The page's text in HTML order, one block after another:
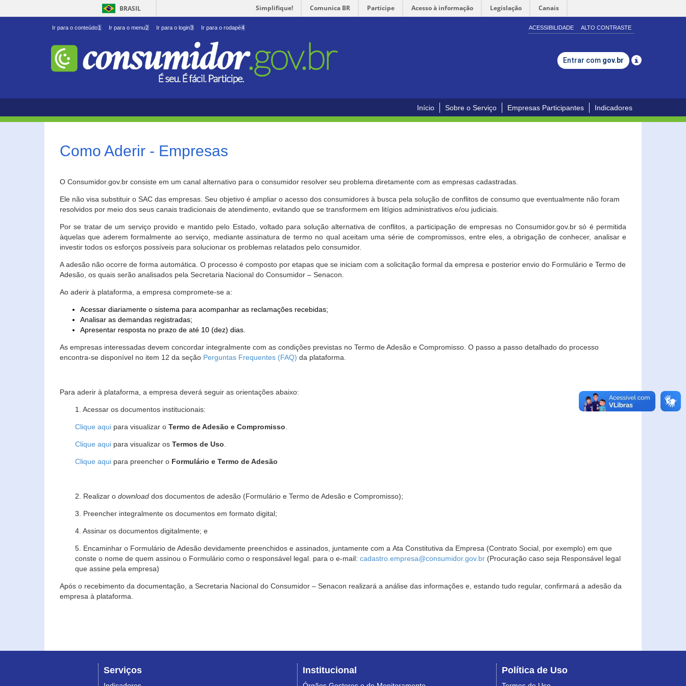
BRASIL Simplifique! Comunica BR Participe Acesso à informação Legislação Canais
Ir para o conteúdo1 Ir para o menu2 Ir para o login3 Ir para o rodapé4 ACESSIBILIDADE ALTO CONTRASTE
Entrar com gov.br
Início Sobre o Serviço Empresas Participantes Indicadores
Como Aderir - Empresas
O Consumidor.gov.br consiste em um canal alternativo para o consumidor resolver seu problema diretamente com as empresas cadastradas.
Ele não visa substituir o SAC das empresas. Seu objetivo é ampliar o acesso dos consumidores à busca pela solução de conflitos de consumo que eventualmente não foram
resolvidos por meio dos seus canais tradicionais de atendimento, evitando que se transformem em litígios administrativos e/ou judiciais.
Por se tratar de um serviço provido e mantido pelo Estado, voltado para solução alternativa de conflitos, a participação de empresas no Consumidor.gov.br só é permitida
àquelas que aderem formalmente ao serviço, mediante assinatura de termo no qual aceitam uma série de compromissos, entre eles, a obrigação de conhecer, analisar e
investir todos os esforços possíveis para solucionar os problemas relatados pelo consumidor.
A adesão não ocorre de forma automática. O processo é composto por etapas que se iniciam com a solicitação formal da empresa e posterior envio do Formulário e Termo de
Adesão, os quais serão analisados pela Secretaria Nacional do Consumidor – Senacon.
Ao aderir à plataforma, a empresa compromete-se a:
Acessar diariamente o sistema para acompanhar as reclamações recebidas;
Analisar as demandas registradas;
Apresentar resposta no prazo de até 10 (dez) dias.
As empresas interessadas devem concordar integralmente com as condições previstas no Termo de Adesão e Compromisso. O passo a passo detalhado do processo
encontra-se disponível no item 12 da seção Perguntas Frequentes (FAQ) da plataforma.
Para aderir à plataforma, a empresa deverá seguir as orientações abaixo:
1. Acessar os documentos institucionais:
Clique aqui para visualizar o Termo de Adesão e Compromisso
Clique aqui para visualizar os Termos de Uso
Clique aqui para preencher o Formulário e Termo de Adesão
2. Realizar o download dos documentos de adesão (Formulário e Termo de Adesão e Compromisso);
3. Preencher integralmente os documentos em formato digital;
4. Assinar os documentos digitalmente; e
5. Encaminhar o Formulário de Adesão devidamente preenchidos e assinados, juntamente com a Ata Constitutiva da Empresa (Contrato Social, por exemplo) em que
conste o nome de quem assinou o Formulário como o responsável legal. para o e-mail: cadastro.empresa@consumidor.gov.br (Procuração caso seja Responsável legal
que assine pela empresa)
Após o recebimento da documentação, a Secretaria Nacional do Consumidor – Senacon realizará a análise das informações e, estando tudo regular, confirmará a adesão da
empresa à plataforma.
Serviços Institucional Política de Uso